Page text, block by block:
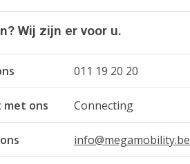
Wij zijn er voor u.
011 19 20 20
met ons Connecting
info@megamobility.be